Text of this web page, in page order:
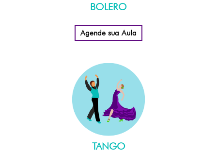
BOLERO
Agende sua Aula
TANGO